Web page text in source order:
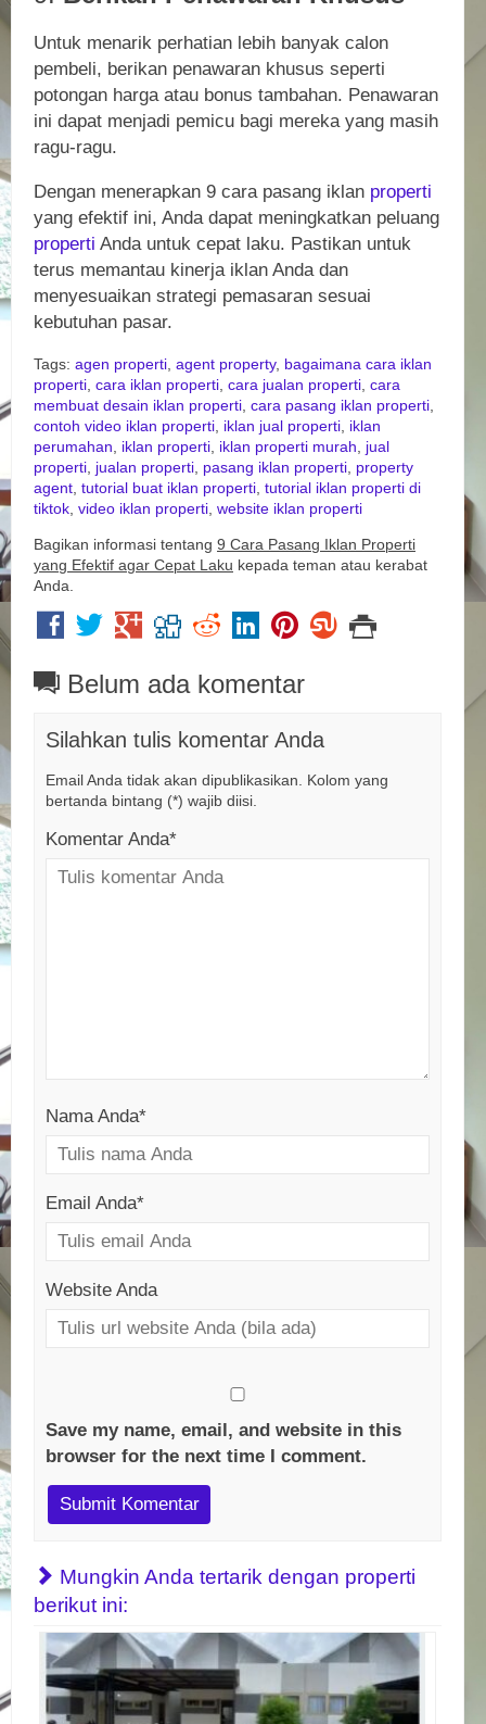
Untuk menarik perhatian lebih banyak calon
pembeli, berikan penawaran khusus seperti
potongan harga atau bonus tambahan. Penawaran
ini dapat menjadi pemicu bagi mereka yang masih
ragu-ragu.
Dengan menerapkan 9 cara pasang iklan properti
yang efektif ini, Anda dapat meningkatkan peluang
properti Anda untuk cepat laku. Pastikan untuk
terus memantau kinerja iklan Anda dan
menyesuaikan strategi pemasaran sesuai
kebutuhan pasar.
Tags: agen properti, agent property, bagaimana cara iklan
properti, cara iklan properti, cara jualan properti, cara
membuat desain iklan properti, cara pasang iklan properti,
contoh video iklan properti, iklan jual properti, iklan
perumahan, iklan properti, iklan properti murah, jual
properti, jualan properti, pasang iklan properti, property
agent, tutorial buat iklan properti, tutorial iklan properti di
tiktok, video iklan properti, website iklan properti
Bagikan informasi tentang 9 Cara Pasang Iklan Properti
yang Efektif agar Cepat Laku kepada teman atau kerabat
Anda.
Belum ada komentar
Silahkan tulis komentar Anda
Email Anda tidak akan dipublikasikan. Kolom yang
bertanda bintang (*) wajib diisi.
Komentar Anda*
Nama Anda*
Email Anda*
Website Anda
Save my name, email, and website in this
browser for the next time I comment.
Mungkin Anda tertarik dengan properti
berikut ini: